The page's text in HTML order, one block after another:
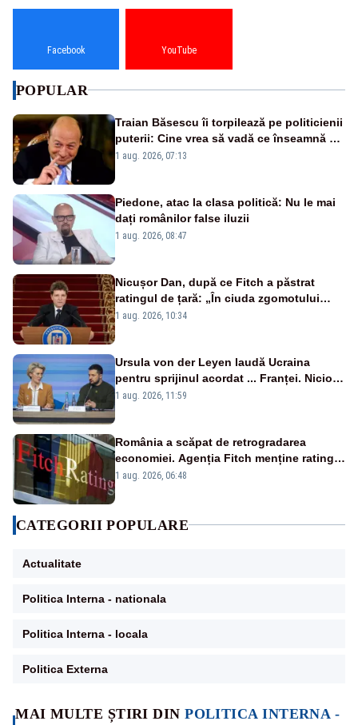
MAI MULTE ȘTIRI DINPOLITICA INTERNA -
Facebook YouTube
POPULAR
Traian Băsescu îi torpilează pe politicienii
puterii: Cine vrea să vadă ce înseamnă să
fii prost, se uită la România
1 aug. 2026, 07:13
Piedone, atac la clasa politică: Nu le mai
dați românilor false iluzii
1 aug. 2026, 08:47
Nicușor Dan, după ce Fitch a păstrat
ratingul de țară: „În ciuda zgomotului
politic, România funcționează”
1 aug. 2026, 10:34
Ursula von der Leyen laudă Ucraina
pentru sprijinul acordat ... Franței. Nicio
reacție privind ajutorul energetic promis
1 aug. 2026, 11:59
România a scăpat de retrogradarea
economiei. Agenția Fitch menține ratingul
„BBB-” cu perspectivă negativă
1 aug. 2026, 06:48
CATEGORII POPULARE
Actualitate
Politica Interna - nationala
Politica Interna - locala
Politica Externa